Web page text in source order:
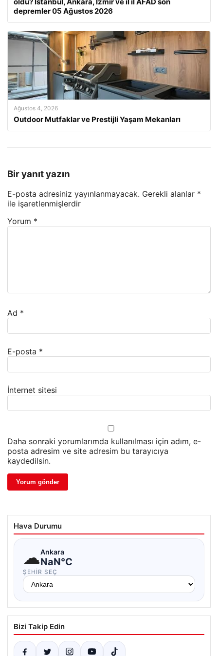
depremler 05 Ağustos 2026
Ağustos 4, 2026
Outdoor Mutfaklar ve Prestijli Yaşam Mekanları
Bir yanıt yazın
E-posta adresiniz yayınlanmayacak. Gerekli alanlar *
ile işaretlenmişlerdir
Yorum *
Ad *
E-posta *
İnternet sitesi
Daha sonraki yorumlarımda kullanılması için adım, e-
posta adresim ve site adresim bu tarayıcıya
kaydedilsin.
Hava Durumu
☁Ankara
NaN°C
ŞEHIR SEÇ
Bizi Takip Edin